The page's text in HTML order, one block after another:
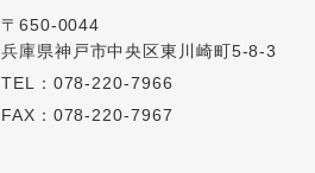
〒650-0044
兵庫県神戸市中央区東川崎町5-8-3
TEL：078-220-7966
FAX：078-220-7967